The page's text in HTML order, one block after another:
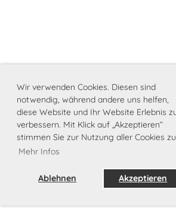
Wir verwenden Cookies. Diesen sind
notwendig, während andere uns helfen,
diese Website und Ihr Website Erlebnis
verbessern. Mit Klick auf „Akzeptieren“
stimmen Sie zur Nutzung aller Cookies
Mehr Infos
Ablehnen Akzeptieren
Erstellt mit ClubDesk